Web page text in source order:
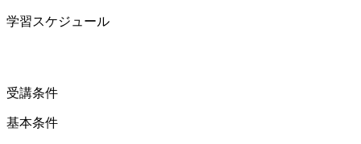
学習スケジュール
受講条件
基本条件